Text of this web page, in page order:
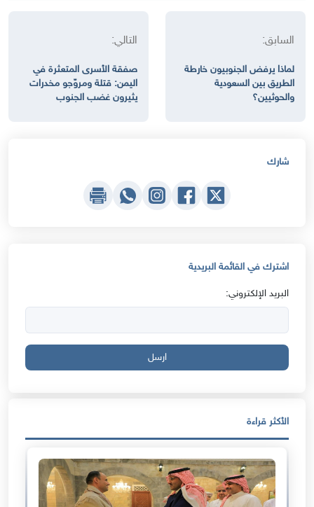
السابق:
لماذا يرفض الجنوبيون خارطة
الطريق بين السعودية
والحوثيين؟
التالي:
صفقة الأسرى المتعثرة في
اليمن: قتلة ومروّجو مخدرات
يثيرون غضب الجنوب
شارك
اشترك في القائمة البريدية
البريد الإلكتروني:
ارسل
الأكثر قراءة